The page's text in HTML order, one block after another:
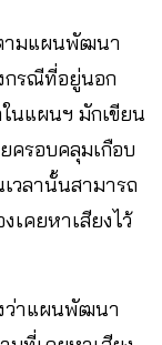
ามแผนพัฒนา
กรณีที่อยู่นอก
นแผนฯ มักเขียน
ครอบคลุมเกือบ
วลานั้นสามารถ
เคยหาเสียงไว้
ว่าแผนพัฒนา